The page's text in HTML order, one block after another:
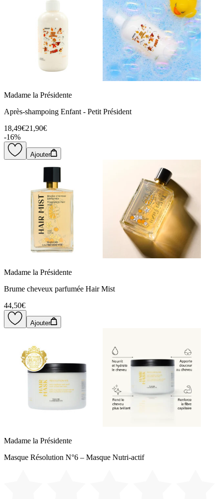
Madame la Présidente
Après-shampoing Enfant - Petit Président
18,49€21,90€
-16%
Ajouter
Madame la Présidente
Brume cheveux parfumée Hair Mist
44,50€
Ajouter
Madame la Présidente
Masque Résolution N°6 – Masque Nutri-actif